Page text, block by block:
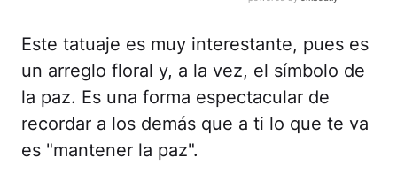
Este tatuaje es muy interestante, pues es
un arreglo floral y, a la vez, el símbolo de
la paz. Es una forma espectacular de
recordar a los demás que a ti lo que te va
es "mantener la paz".